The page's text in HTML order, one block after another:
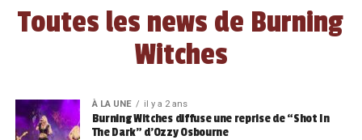
Toutes les news de Burning
Witches
À LA UNE il y a 2 ans
Burning Witches diffuse une reprise de “Shot In
The Dark” d’Ozzy Osbourne